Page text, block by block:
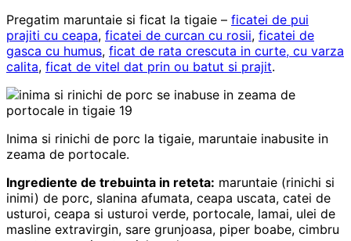
Pregatim maruntaie si ficat la tigaie – ficatei de pui
prajiti cu ceapa, ficatei de curcan cu rosii, ficatei de
gasca cu humus, ficat de rata crescuta in curte, cu varza
calita, ficat de vitel dat prin ou batut si prajit.
Inima si rinichi de porc la tigaie, maruntaie inabusite in
zeama de portocale.
Ingrediente de trebuinta in reteta: maruntaie (rinichi si
inimi) de porc, slanina afumata, ceapa uscata, catei de
usturoi, ceapa si usturoi verde, portocale, lamai, ulei de
masline extravirgin, sare grunjoasa, piper boabe, cimbru